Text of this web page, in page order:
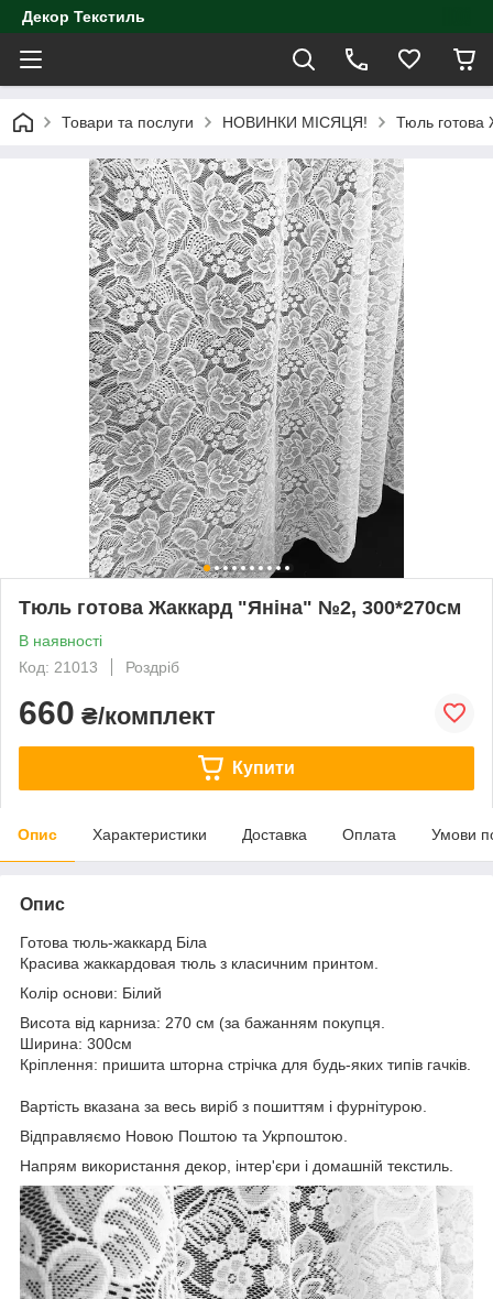
Декор Текстиль
Товари та послуги НОВИНКИ МІСЯЦЯ! Тюль
Тюль готова Жаккард "Яніна" №2, 300*270см
В наявності
Код: 21013
Роздріб
660 ₴/комплект
Купити
Опис Характеристики Доставка Оплата Умови
Опис
Готова тюль-жаккард Біла
Красива жаккардовая тюль з класичним принтом.
Колір основи: Білий
Висота від карниза: 270 см (за бажанням покупця.
Ширина: 300см
Кріплення: пришита шторна стрічка для будь-яких типів гачків.
Вартість вказана за весь виріб з пошиттям і фурнітурою.
Відправляємо Новою Поштою та Укрпоштою.
Напрям використання декор, інтер'єри і домашній текстиль.